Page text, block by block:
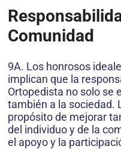
Comunidad
9A. Los honrosos
implican que la
Ortopedista no solo se
también a la sociedad.
propósito de mejorar
del individuo y de la
el apoyo y la